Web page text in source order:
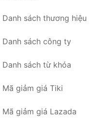
Danh sách thương hiệu
Danh sách công ty
Danh sách từ khóa
Mã giảm giá Tiki
Mã giảm giá Lazada